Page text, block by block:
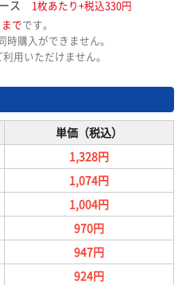
ス
1枚あたり+税込330円
でです。
購入ができません。
用いただけません。
単価（税込）
1,328円
1,074円
1,004円
970円
947円
924円